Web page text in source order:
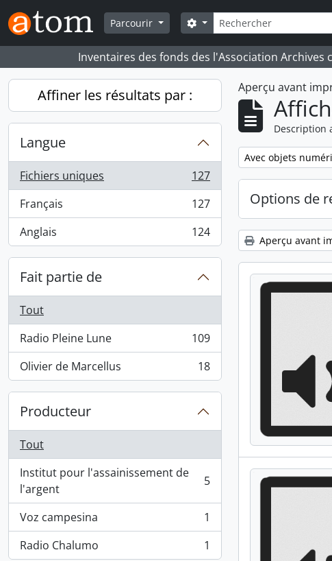
Skip to main content
Parcourir
Rechercher
Search options
Inventaires des fonds des l'Association Archives
Affiner les résultats par :
Langue
Fichiers uniques
, 127 résultats
127
Français
, 127 résultats
127
Anglais
, 124 résultats 124
Fait partie de
Tout
Radio Pleine Lune
, 109 résultats
109
Olivier de Marcellus
, 18 résultats 18
Producteur
Tout
Institut pour l'assainissement de
l'argent
, 5 résultats 5
Voz campesina
, 1 résultats
1
Radio Chalumo
, 1 résultats 1
Aperçu avant
Description
Remove filter:
Avec objets
Options de
Aperçu avant